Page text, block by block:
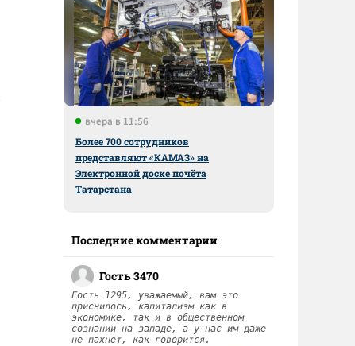
вчера в 11:56
Более 700 сотрудников
представляют «КАМАЗ» на
Электронной доске почёта
Татарстана
Последние комментарии
Гость 3470
Гость 1295, уважаемый, вам это
приснилось, капитализм как в
экономике, так и в общественном
сознании на западе, а у нас им даже
не пахнет, как говорится.